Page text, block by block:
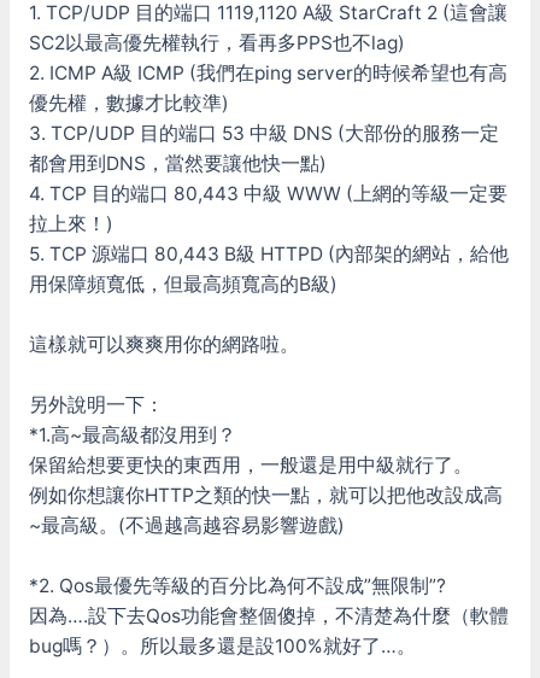
1. TCP/UDP 目的端口 1119,1120 A級 StarCraft 2 (這會讓
SC2以最高優先權執行，看再多PPS也不lag)
2. ICMP A級 ICMP (我們在ping server的時候希望也有高
優先權，數據才比較準)
3. TCP/UDP 目的端口 53 中級 DNS (大部份的服務一定
都會用到DNS，當然要讓他快一點)
4. TCP 目的端口 80,443 中級 WWW (上網的等級一定要
拉上來！)
5. TCP 源端口 80,443 B級 HTTPD (內部架的網站，給他
用保障頻寬低，但最高頻寬高的B級)
這樣就可以爽爽用你的網路啦。
另外說明一下：
*1.高~最高級都沒用到？
保留給想要更快的東西用，一般還是用中級就行了。
例如你想讓你HTTP之類的快一點，就可以把他改設成高
~最高級。(不過越高越容易影響遊戲)
*2. Qos最優先等級的百分比為何不設成”無限制”?
因為….設下去Qos功能會整個傻掉，不清楚為什麼（軟體
bug嗎？）。所以最多還是設100%就好了…。